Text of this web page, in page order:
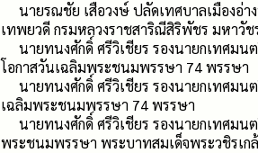
นายรณชัย เสือวงษ์ ปลัดเทศบาลเมืองอ่
เทพยวดี กรมหลวงราชสาริณีสิริพัชร มหาวัช
นายทนงศักดิ์ ศรีวิเชียร รองนายกเทศม
โอกาสวันเฉลิมพระชนมพรรษา 74 พรรษา
นายทนงศักดิ์ ศรีวิเชียร รองนายกเทศมน
เฉลิมพระชนมพรรษา 74 พรรษา
นายทนงศักดิ์ ศรีวิเชียร รองนายกเทศม
พระชนมพรรษา พระบาทสมเด็จพระวชิรเก